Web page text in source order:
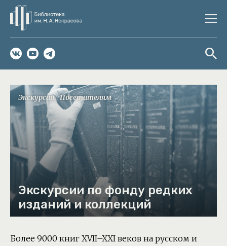
Экскурсии Посетителям
Экскурсии по фонду редких
изданий и коллекций
Более 9000 книг XVII–XXI веков на русском и